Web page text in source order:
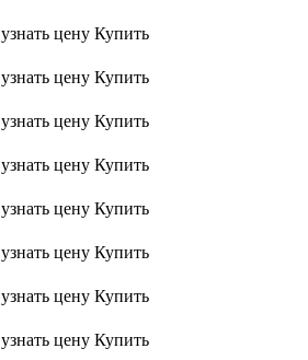
узнать цену Купить
узнать цену Купить
узнать цену Купить
узнать цену Купить
узнать цену Купить
узнать цену Купить
узнать цену Купить
узнать цену Купить